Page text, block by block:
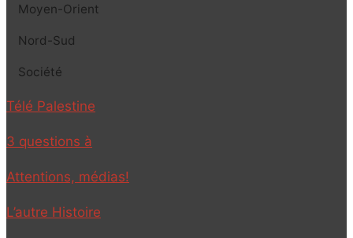
Moyen-Orient
Nord-Sud
Société
Télé Palestine
3 questions à
Attentions, médias!
L’autre Histoire